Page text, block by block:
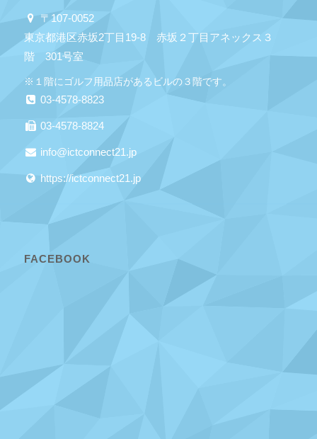
〒107-0052
東京都港区赤坂2丁目19-8 赤坂２丁目アネックス３
階 301号室
※１階にゴルフ用品店があるビルの３階です。
03-4578-8823
03-4578-8824
info@ictconnect21.jp
https://ictconnect21.jp
FACEBOOK